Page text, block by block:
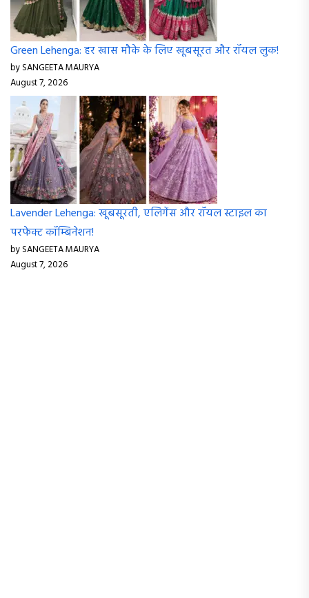
Green Lehenga: हर खास मौके के लिए खूबसूरत और रॉयल लुक!
by SANGEETA MAURYA
August 7, 2026
Lavender Lehenga: खूबसूरती, एलिगेंस और रॉयल स्टाइल का
परफेक्ट कॉम्बिनेशन!
by SANGEETA MAURYA
August 7, 2026